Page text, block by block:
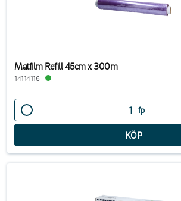
Matfilm Refill 45cm x 300m
14114116
fp